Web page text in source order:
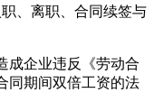
、离职、合同续签与
成企业违反《劳动合
同期间双倍工资的法